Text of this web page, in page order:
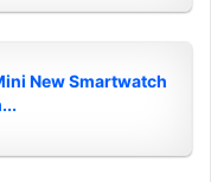
New Smartwatch